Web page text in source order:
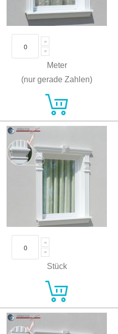
Meter
(nur gerade Zahlen)
Stück